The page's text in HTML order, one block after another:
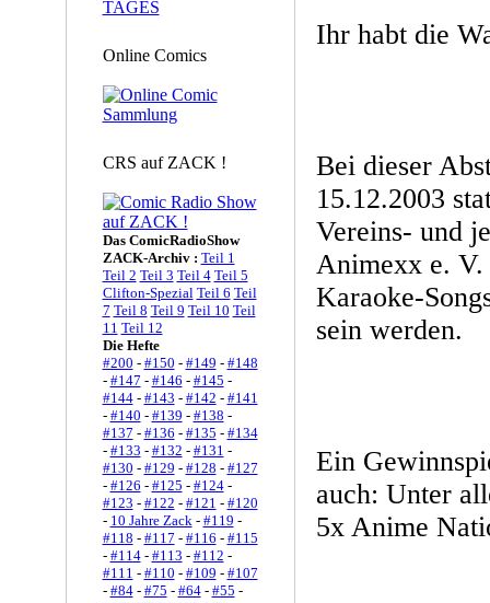
TAGES
Online Comics
CRS auf ZACK !
Das ComicRadioShow
ZACK-Archiv : Teil 1
Teil 2 Teil 3 Teil 4 Teil 5
Clifton-Spezial Teil 6 Teil
7 Teil 8 Teil 9 Teil 10 Teil
11 Teil 12
Die Hefte
#200 - #150 - #149 - #148
- #147 - #146 - #145 -
#144- #143 - #142 - #141
- #140 - #139 - #138 -
#137 - #136 - #135 - #134
- #133 - #132 - #131 -
#130 - #129 - #128 - #127
- #126 - #125 - #124-
#123 - #122 - #121 - #120
- 10 Jahre Zack- #119 -
#118 - #117 - #116 - #115
- #114- #113 - #112 -
#111 - #110 - #109 - #107
- #84- #75 - #64- #55 -
Ihr habt die
Bei dieser
15.12.2003
Vereins- und
Animexx e. V.
Karaoke-
sein werden.
Ein
auch: Unter
5x Anime